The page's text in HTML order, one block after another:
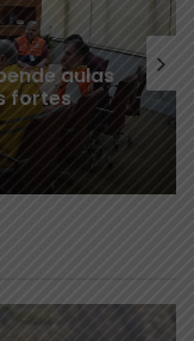
aulas
fortes